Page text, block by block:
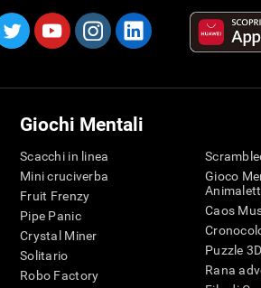
Giochi Mentali
Scacchi in linea
Mini cruciverba
Fruit Frenzy
Pipe Panic
Crystal Miner
Solitario
Robo Factory
Gioco
Caos
Puzzle
Rana